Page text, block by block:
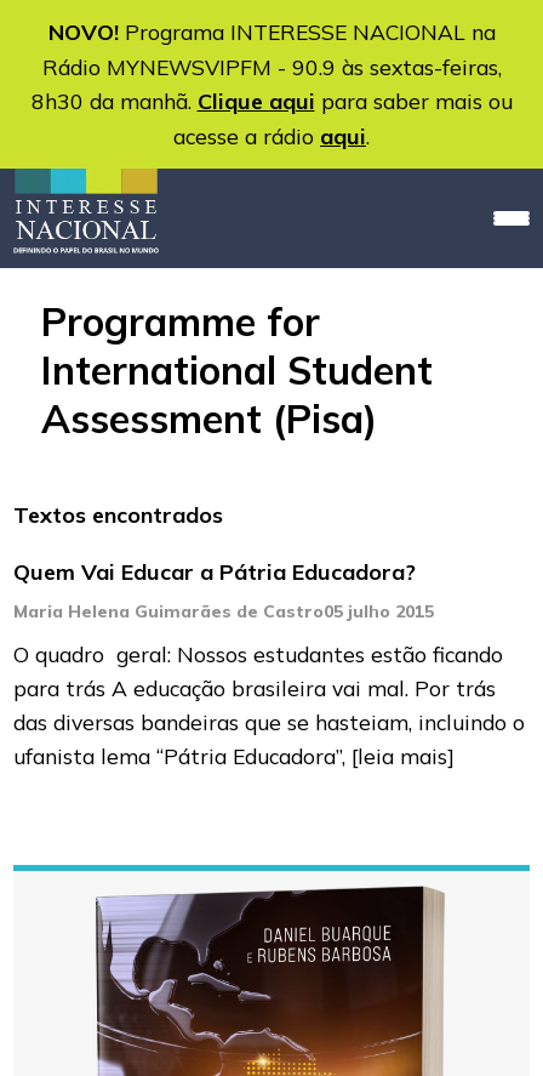
NOVO!Programa INTERESSE NACIONAL na
Rádio MYNEWSVIPFM - 90.9 às sextas-feiras,
8h30 da manhã. Clique aqui para saber mais ou
acesse a rádio aqui.
Programme for
International Student
Assessment (Pisa)
Textos encontrados
Quem Vai Educar a Pátria Educadora?
Maria Helena Guimarães de Castro05 julho 2015
O quadro geral: Nossos estudantes estão ficando
para trás A educação brasileira vai mal. Por trás
das diversas bandeiras que se hasteiam, incluindo o
ufanista lema “Pátria Educadora”, [leia mais]